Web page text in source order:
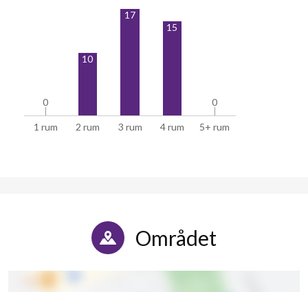
1 rum 2 rum 3 rum 4 rum 5+ rum
0
0
10
17
15
0
0
Området